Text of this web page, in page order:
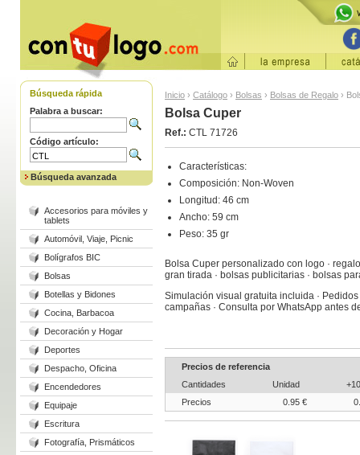
Búsqueda rápida
Palabra a buscar:
Código artículo:
Búsqueda avanzada
Accesorios para móviles y
tablets
Automóvil, Viaje, Picnic
Bolígrafos BIC
Bolsas
Botellas y Bidones
Cocina, Barbacoa
Decoración y Hogar
Deportes
Despacho, Oficina
Encendedores
Equipaje
Escritura
Fotografía, Prismáticos
Inicio › Catálogo › Bolsas › Bolsas de Regalo ›
Bolsa Cuper
Ref.: CTL 71726
Características:
Composición: Non-Woven
Longitud: 46 cm
Ancho: 59 cm
Peso: 35 gr
Bolsa Cuper personalizado con logo ·
gran tirada · bolsas publicitarias · bolsas
Simulación visual gratuita incluida ·
campañas · Consulta por WhatsApp antes
Precios de referencia
Cantidades
Unidad
Precios
0.95 €